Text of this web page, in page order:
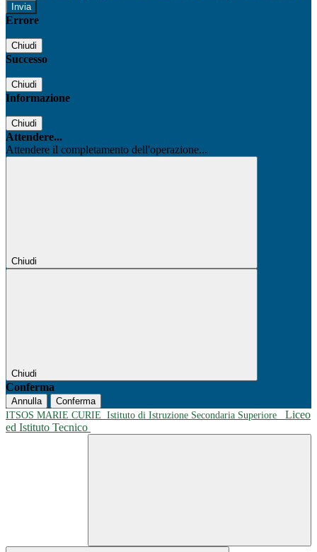
Errore
Chiudi
Successo
Chiudi
Informazione
Chiudi
Attendere...
Attendere il completamento dell'operazione...
Chiudi
Chiudi
Conferma
Annulla
Conferma
ITSOS MARIE CURIE Istituto di Istruzione Secondaria Superiore
Liceo
ed Istituto Tecnico